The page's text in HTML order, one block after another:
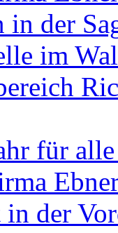
in der
im
für
der